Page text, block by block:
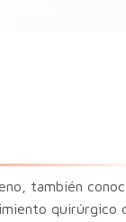
también
quirúrgico